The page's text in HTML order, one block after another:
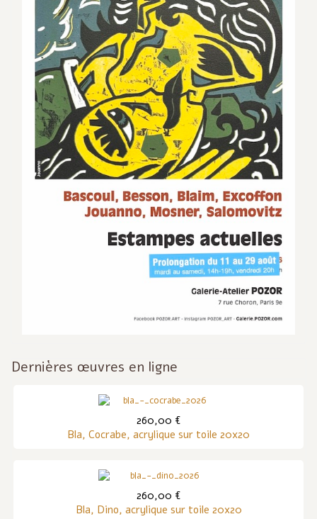
Dernières œuvres en ligne
260,00 €
Bla, Cocrabe, acrylique sur toile 20x20
260,00 €
Bla, Dino, acrylique sur toile 20x20